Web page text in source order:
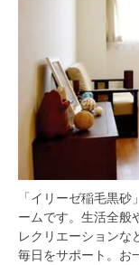
「イリーゼ稲毛黒
ームです。生活全般
レクリエーションな
毎日をサポート。お